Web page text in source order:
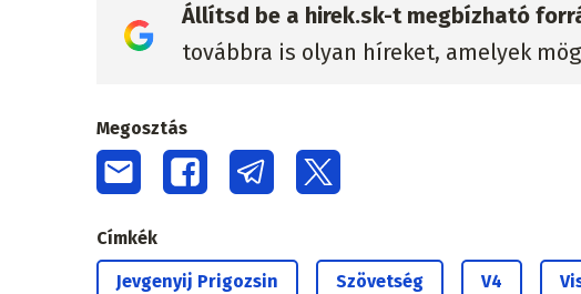
Állítsd be a hirek.sk-t megbízható
továbbra is olyan híreket, amelyek
Megosztás
Címkék
Jevgenyij Prigozsin Szövetség V4